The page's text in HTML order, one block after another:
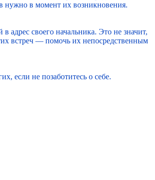
нужно в момент их возникновения.
своего начальника. Это не значит,
встреч — помочь их непосредственным
если не позаботитесь о себе.